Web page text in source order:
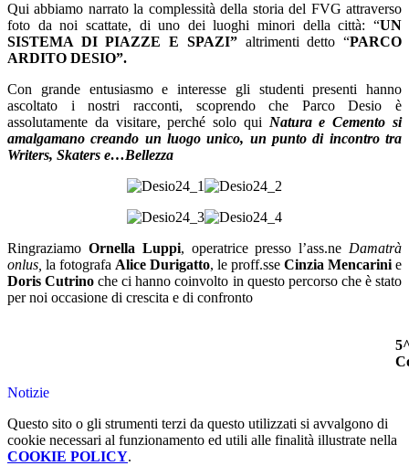
Qui abbiamo narrato la complessità della storia del FVG attraverso
foto da noi scattate, di uno dei luoghi minori della città: “UN
SISTEMA DI PIAZZE E SPAZI”altrimenti detto “PARCO
ARDITO DESIO”.
Con grande entusiasmo e interesse gli studenti presenti hanno
ascoltato i nostri racconti, scoprendo che Parco Desio è
assolutamente da visitare, perché solo qui Natura e Cemento si
amalgamano creando un luogo unico, un punto di incontro tra
Writers, Skaters e…Bellezza
Ringraziamo Ornella Luppi, operatrice presso l’ass.ne Damatrà
onlus, la fotografa Alice Durigatto, le proff.sse Cinzia Mencarini e
Doris Cutrino che ci hanno coinvolto in questo percorso che è stato
per noi occasione di crescita e di confronto
Notizie
Questo sito o gli strumenti terzi da questo utilizzati si avvalgono di
cookie necessari al funzionamento ed utili alle finalità illustrate nella
COOKIE POLICY.